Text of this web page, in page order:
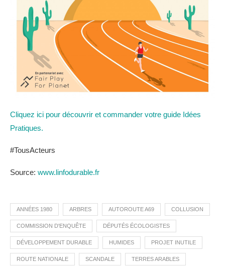
Cliquez ici pour découvrir et commander votre guide Idées
Pratiques.
#TousActeurs
Source: www.linfodurable.fr
ANNÉES 1980 ARBRES AUTOROUTE A69 COLLUSION
COMMISSION D'ENQUÊTE DÉPUTÉS ÉCOLOGISTES
DÉVELOPPEMENT DURABLE HUMIDES PROJET INUTILE
ROUTE NATIONALE SCANDALE TERRES ARABLES